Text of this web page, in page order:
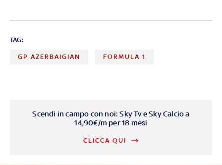
TAG:
GP AZERBAIGIAN FORMULA 1
Scendi in campo con noi: Sky Tv e Sky Calcio a
14,90€/m per 18 mesi
CLICCA QUI